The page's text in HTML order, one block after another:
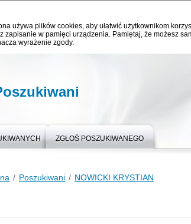
używa plików cookies, aby ułatwić użytkownikom
zapisanie w pamięci urządzenia. Pamiętaj, że możesz
wyrażenie zgody.
ZGŁOŚ POSZUKIWANEGO
Poszukiwani NOWICKI KRYSTIAN